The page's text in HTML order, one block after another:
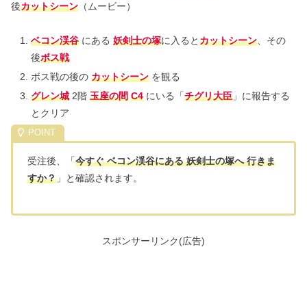
後カットシーン （ムービー）
ベコン渓谷にある 妖剣士の塚に入るとカットシーン、その
後ボス戦
ボス戦の後の カットシーンを観る
グレン城2階 玉座の間 C4にいる「チグリ大臣」に報告する
とクリア
受注後、「今すぐ ベコン渓谷にある 妖剣士の塚へ 行きま
すか？ 」と確認されます。
スポンサーリンク(広告)